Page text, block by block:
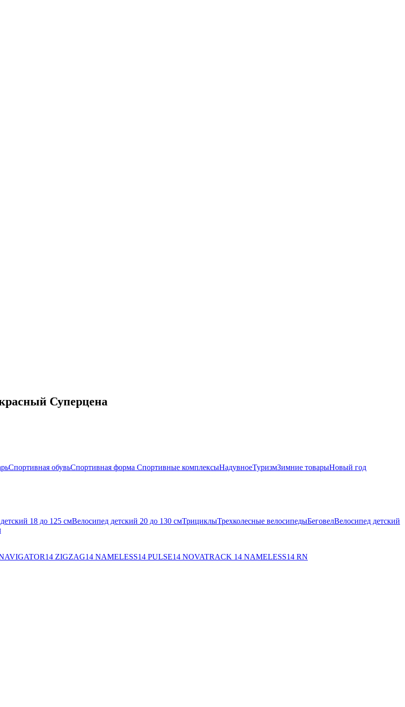
Суперцена
Спортивная обувьСпортивная форма Спортивные комплексыНадувноеТуризмЗимние товарыНовый год
18 до 125 смВелосипед детский 20 до 130 смТрициклыТрехколесные велосипедыБеговелВелосипед детский
14 ZIGZAG14 NAMELESS14 PULSE14 NOVATRACK 14 NAMELESS14 RN